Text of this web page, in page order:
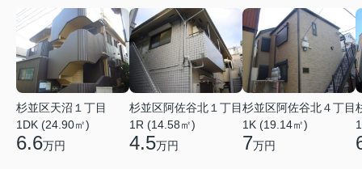
杉並区天沼１丁目
1DK (24.90㎡)
6.6万円
杉並区阿佐谷北１丁目
1R (14.58㎡)
4.5万円
杉並区阿佐谷北４丁目
1K (19.14㎡)
7万円